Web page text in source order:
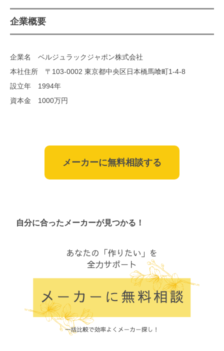
企業概要
企業名 ベルジュラックジャポン株式会社
本社住所 〒103-0002 東京都中央区日本橋馬喰町1-4-8
設立年 1994年
資本金 1000万円
メーカーに無料相談する
自分に合ったメーカーが見つかる！